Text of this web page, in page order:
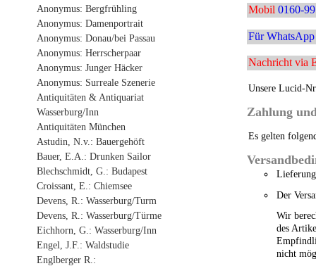
Anonymus: Bergfrühling
Anonymus: Damenportrait
Anonymus: Donau/bei Passau
Anonymus: Herrscherpaar
Anonymus: Junger Häcker
Anonymus: Surreale Szenerie
Antiquitäten & Antiquariat
Wasserburg/Inn
Antiquitäten München
Astudin, N.v.: Bauergehöft
Bauer, E.A.: Drunken Sailor
Blechschmidt, G.: Budapest
Croissant, E.: Chiemsee
Devens, R.: Wasserburg/Turm
Devens, R.: Wasserburg/Türme
Eichhorn, G.: Wasserburg/Inn
Engel, J.F.: Waldstudie
Englberger R.:
Mobil 0160-
Für
Nachricht via
Unsere Lucid-
Zahlung
Es gelten
Der
Wir
des
nicht